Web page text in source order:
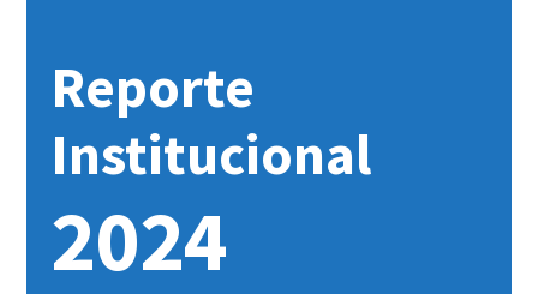
Reporte
Institucional
2024